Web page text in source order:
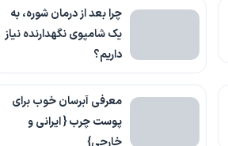
چرا بعد از درمان شوره، به
یک شامپوی نگهدارنده نیاز
داریم؟
معرفی آبرسان خوب برای
پوست چرب { ایرانی و
خارجی}